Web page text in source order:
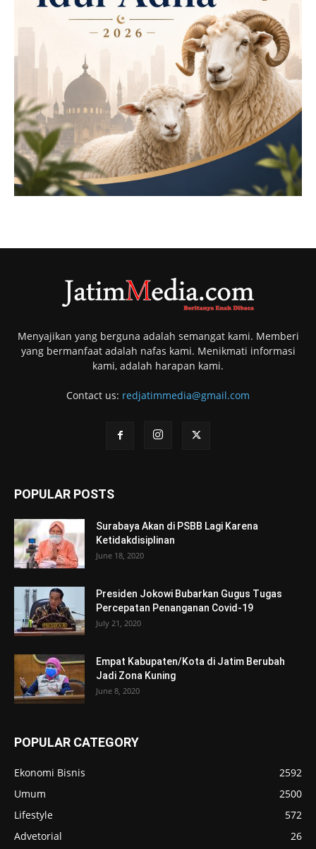
Menyajikan yang berguna adalah semangat kami. Memberi
yang bermanfaat adalah nafas kami. Menikmati informasi
kami, adalah harapan kami.
Contact us: redjatimmedia@gmail.com
POPULAR POSTS
Surabaya Akan di PSBB Lagi Karena
Ketidakdisiplinan
June 18, 2020
Presiden Jokowi Bubarkan Gugus Tugas
Percepatan Penanganan Covid-19
July 21, 2020
Empat Kabupaten/Kota di Jatim Berubah
Jadi Zona Kuning
June 8, 2020
POPULAR CATEGORY
Ekonomi Bisnis
2592
Umum
2500
Lifestyle
572
Advetorial
26